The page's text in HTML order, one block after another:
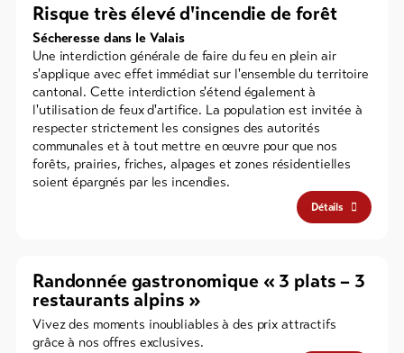
Risque très élevé d'incendie de forêt
Sécheresse dans le Valais
Une interdiction générale de faire du feu en plein air
s'applique avec effet immédiat sur l'ensemble du territoire
cantonal. Cette interdiction s'étend également à
l'utilisation de feux d'artifice. La population est invitée à
respecter strictement les consignes des autorités
communales et à tout mettre en œuvre pour que nos
forêts, prairies, friches, alpages et zones résidentielles
soient épargnés par les incendies.
Détails
Randonnée gastronomique « 3 plats – 3
restaurants alpins »
Vivez des moments inoubliables à des prix attractifs
grâce à nos offres exclusives.